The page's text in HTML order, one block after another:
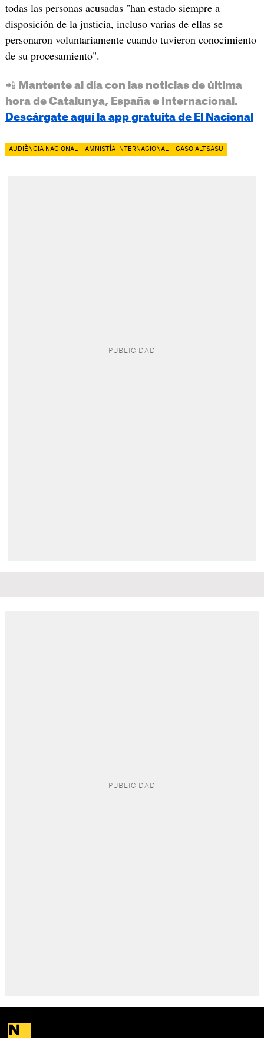
todas las personas acusadas "han estado siempre a
disposición de la justicia, incluso varias de ellas se
personaron voluntariamente cuando tuvieron conocimiento
de su procesamiento".
📲 Mantente al día con las noticias de última
hora de Catalunya, España e Internacional.
Descárgate aquí la app gratuita de El Nacional
AUDIÈNCIA NACIONAL AMNISTÍA INTERNACIONAL CASO ALTSASU